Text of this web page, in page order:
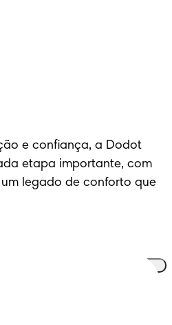
e confiança, a Dodot
etapa importante, com
legado de conforto que